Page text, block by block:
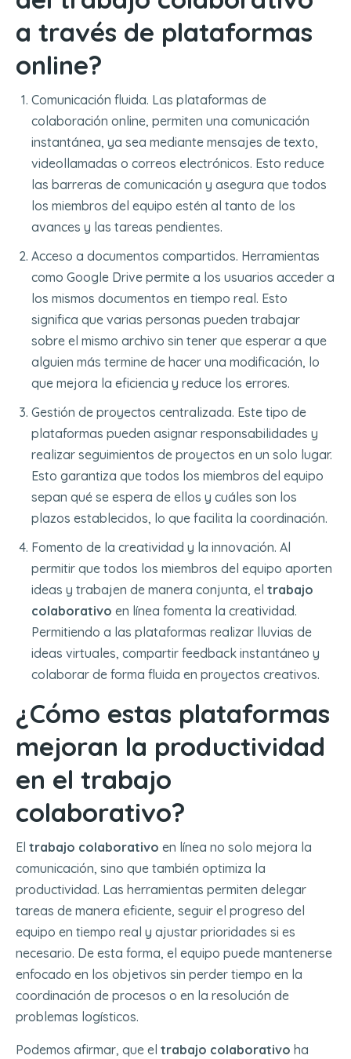
a través de plataformas
online?
Comunicación fluida. Las plataformas de
colaboración online, permiten una comunicación
instantánea, ya sea mediante mensajes de texto,
videollamadas o correos electrónicos. Esto reduce
las barreras de comunicación y asegura que todos
los miembros del equipo estén al tanto de los
avances y las tareas pendientes.
Acceso a documentos compartidos. Herramientas
como Google Drive permite a los usuarios acceder a
los mismos documentos en tiempo real. Esto
significa que varias personas pueden trabajar
sobre el mismo archivo sin tener que esperar a que
alguien más termine de hacer una modificación, lo
que mejora la eficiencia y reduce los errores.
Gestión de proyectos centralizada. Este tipo de
plataformas pueden asignar responsabilidades y
realizar seguimientos de proyectos en un solo lugar.
Esto garantiza que todos los miembros del equipo
sepan qué se espera de ellos y cuáles son los
plazos establecidos, lo que facilita la coordinación.
Fomento de la creatividad y la innovación. Al
permitir que todos los miembros del equipo aporten
ideas y trabajen de manera conjunta, el trabajo
colaborativo en línea fomenta la creatividad.
Permitiendo a las plataformas realizar lluvias de
ideas virtuales, compartir feedback instantáneo y
colaborar de forma fluida en proyectos creativos.
¿Cómo estas plataformas
mejoran la productividad
en el trabajo
colaborativo?
El trabajo colaborativo en línea no solo mejora la
comunicación, sino que también optimiza la
productividad. Las herramientas permiten delegar
tareas de manera eficiente, seguir el progreso del
equipo en tiempo real y ajustar prioridades si es
necesario. De esta forma, el equipo puede mantenerse
enfocado en los objetivos sin perder tiempo en la
coordinación de procesos o en la resolución de
problemas logísticos.
Podemos afirmar, que el trabajo colaborativo ha